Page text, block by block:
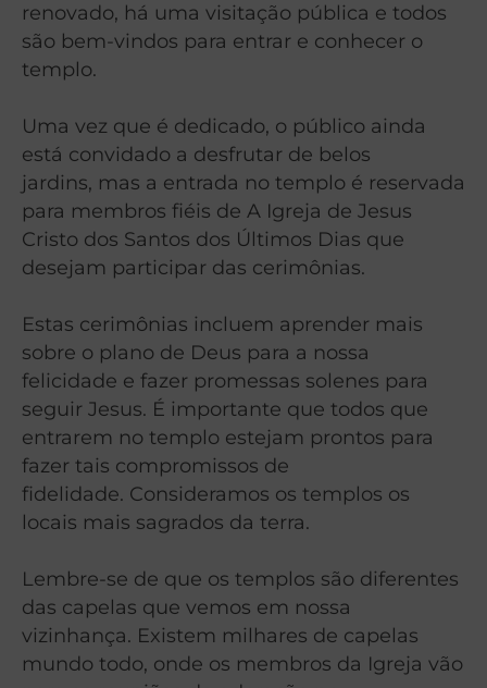
renovado, há uma visitação pública e todos
são bem-vindos para entrar e conhecer o
templo.
Uma vez que é dedicado, o público ainda
está convidado a desfrutar de belos
jardins, mas a entrada no templo é reservada
para membros fiéis de A Igreja de Jesus
Cristo dos Santos dos Últimos Dias que
desejam participar das cerimônias.
Estas cerimônias incluem aprender mais
sobre o plano de Deus para a nossa
felicidade e fazer promessas solenes para
seguir Jesus. É importante que todos que
entrarem no templo estejam prontos para
fazer tais compromissos de
fidelidade. Consideramos os templos os
locais mais sagrados da terra.
Lembre-se de que os templos são diferentes
das capelas que vemos em nossa
vizinhança. Existem milhares de capelas
mundo todo, onde os membros da Igreja vão